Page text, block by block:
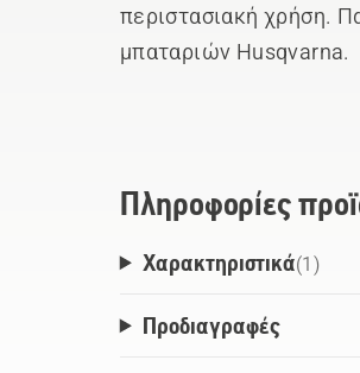
περιστασιακή χρήση.
μπαταριών Husqvarna.
Πληροφορίες
Χαρακτηριστικά(1 )
Προδιαγραφές